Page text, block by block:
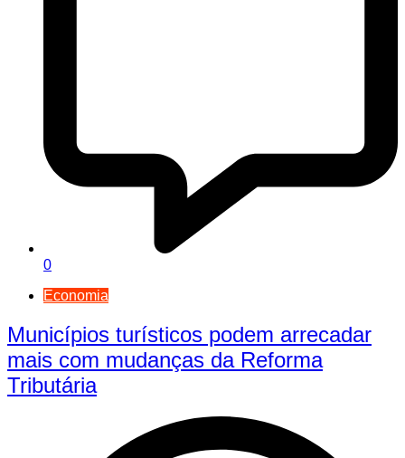
0
Economia
Municípios turísticos podem arrecadar
mais com mudanças da Reforma
Tributária